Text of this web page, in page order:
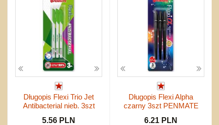
Długopis Flexi Trio Jet
Antibacterial nieb. 3szt
5.56 PLN
Długopis Flexi Alpha
czarny 3szt PENMATE
6.21 PLN